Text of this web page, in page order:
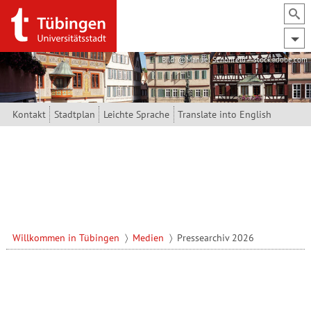
Direkt zum Inhalt
Bild: @Manuel Schönfeld – stock.adobe.com
Kontakt Stadtplan Leichte Sprache Translate into English
Willkommen in Tübingen Medien Pressearchiv 2026